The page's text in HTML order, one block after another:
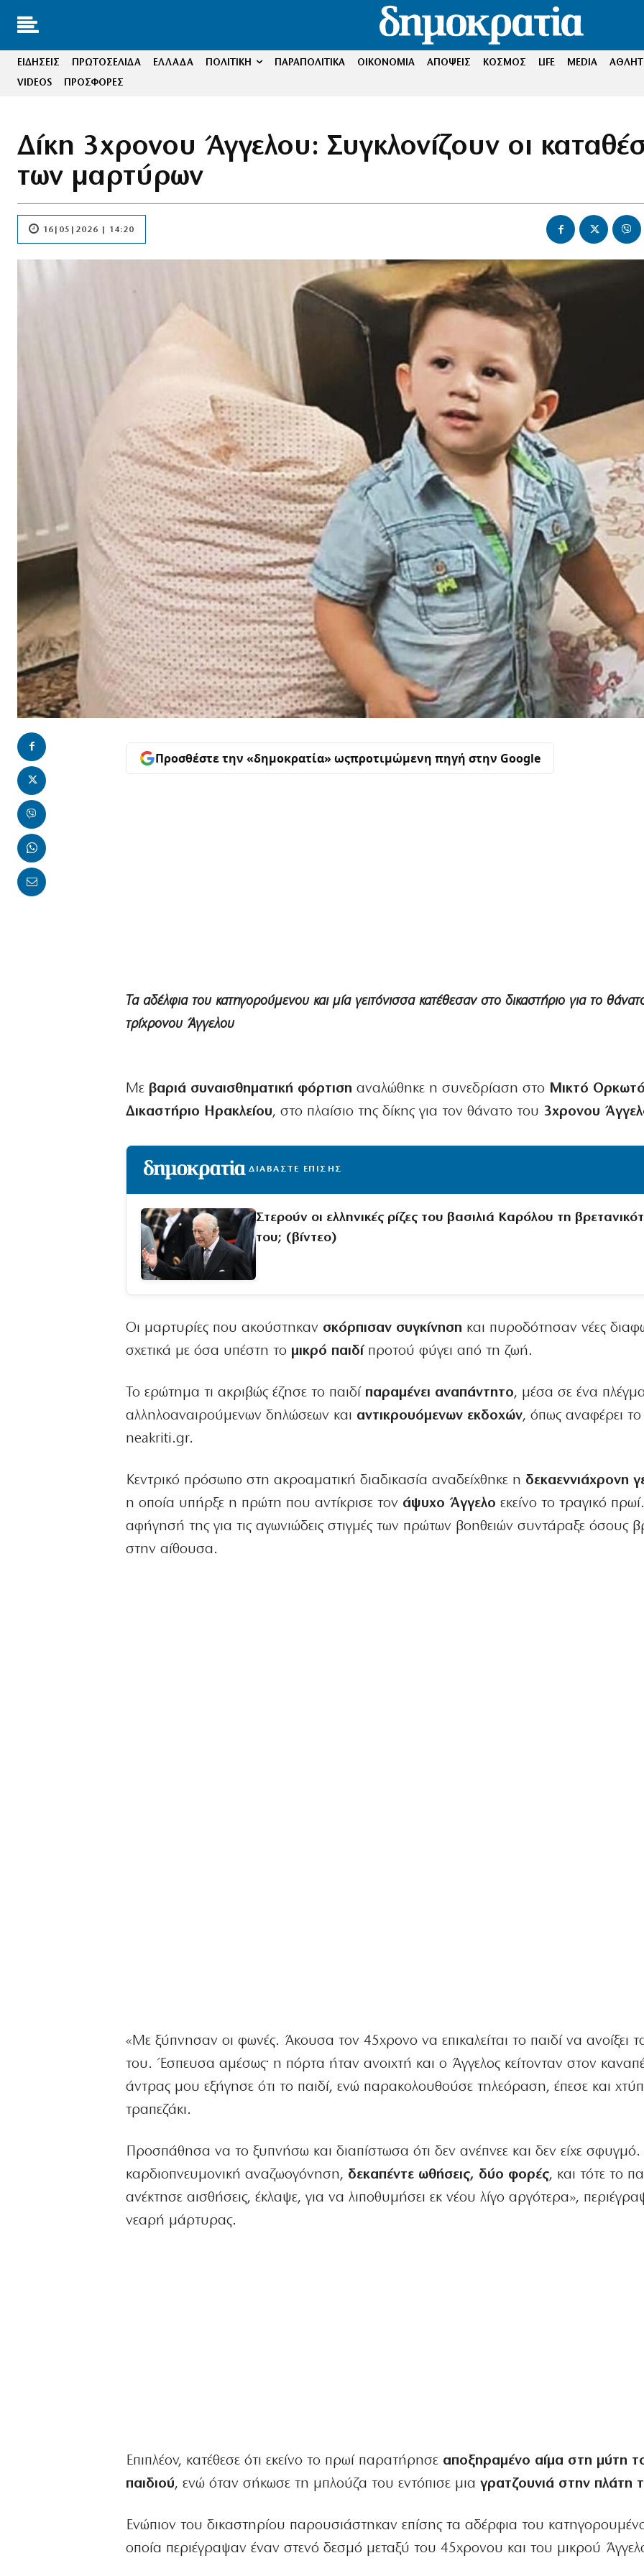
ΕΙΔΗΣΕΙΣ ΠΡΩΤΟΣΕΛΙΔΑ ΕΛΛΑΔΑ ΠΟΛΙΤΙΚΗ ΠΑΡΑΠΟΛΙΤΙΚΑ ΟΙΚΟΝΟΜΙΑ ΑΠΟΨΕΙΣ ΚΟΣΜΟΣ LIFE MEDIA
VIDEOS
ΠΡΟΣΦΟΡΕΣ
Δίκη 3χρονου Άγγελου: Συγκλονίζουν οι
των μαρτύρων
16|05|2026 | 14:20
Προσθέστε την «δημοκρατία» ωςπροτιμώμενη πηγή στην Google
Τα αδέλφια του κατηγορούμενου και μία γειτόνισσα κατέθεσαν στο δικαστήριο για το
τρίχρονου Άγγελου
Με βαριά συναισθηματική φόρτιση αναλώθηκε η συνεδρίαση στο Μικτό Ορκωτό
Δικαστήριο Ηρακλείου, στο πλαίσιο της δίκης για τον θάνατο του 3χρονου
ΔΙΑΒΑΣΤΕ ΕΠΙΣΗΣ
Στερούν οι ελληνικές ρίζες του βασιλιά Καρόλου τη
του; (βίντεο)
Οι μαρτυρίες που ακούστηκαν σκόρπισαν συγκίνηση και πυροδότησαν νέες
σχετικά με όσα υπέστη το μικρό παιδί προτού φύγει από τη ζωή.
Το ερώτημα τι ακριβώς έζησε το παιδί παραμένει αναπάντητο, μέσα σε ένα
αλληλοαναιρούμενων δηλώσεων και αντικρουόμενων εκδοχών, όπως αναφέρει το
neakriti.gr.
Κεντρικό πρόσωπο στη ακροαματική διαδικασία αναδείχθηκε η δεκαεννιάχρονη
η οποία υπήρξε η πρώτη που αντίκρισε τον άψυχο Άγγελο εκείνο το τραγικό
αφήγησή της για τις αγωνιώδεις στιγμές των πρώτων βοηθειών συντάραξε όσους
στην αίθουσα.
«Με ξύπνησαν οι φωνές. Άκουσα τον 45χρονο να επικαλείται το παιδί να ανοίξει
του. Έσπευσα αμέσως· η πόρτα ήταν ανοιχτή και ο Άγγελος κείτονταν στον
άντρας μου εξήγησε ότι το παιδί, ενώ παρακολουθούσε τηλεόραση, έπεσε και
τραπεζάκι.
Προσπάθησα να το ξυπνήσω και διαπίστωσα ότι δεν ανέπνεε και δεν είχε σφυγμό.
καρδιοπνευμονική αναζωογόνηση, δεκαπέντε ωθήσεις, δύο φορές, και τότε το
ανέκτησε αισθήσεις, έκλαψε, για να λιποθυμήσει εκ νέου λίγο αργότερα»,
νεαρή μάρτυρας.
Επιπλέον, κατέθεσε ότι εκείνο το πρωί παρατήρησε αποξηραμένο αίμα στη μύτη
παιδιού, ενώ όταν σήκωσε τη μπλούζα του εντόπισε μιαγρατζουνιά στην πλάτη
Ενώπιον του δικαστηρίου παρουσιάστηκαν επίσης τα αδέρφια του
οποία περιέγραψαν έναν στενό δεσμό μεταξύ του 45χρονου και του μικρού